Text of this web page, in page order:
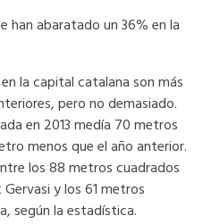
han abaratado un 36% en la
la capital catalana son más
pero no demasiado.
en 2013 medía 70 metros
menos que el año anterior.
los 88 metros cuadrados
y los 61 metros
según la estadística.